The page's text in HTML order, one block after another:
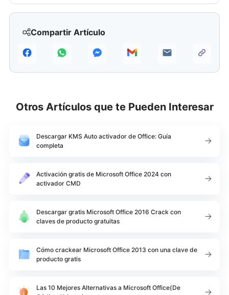
Compartir Artículo
Otros Artículos que te Pueden Interesar
Descargar KMS Auto activador de Office: Guía
completa
Activación gratis de Microsoft Office 2024 con
activador CMD
Descargar gratis Microsoft Office 2016 Crack con
claves de producto gratuitas
Cómo crackear Microsoft Office 2013 con una clave de
producto gratis
Las 10 Mejores Alternativas a Microsoft Office(De